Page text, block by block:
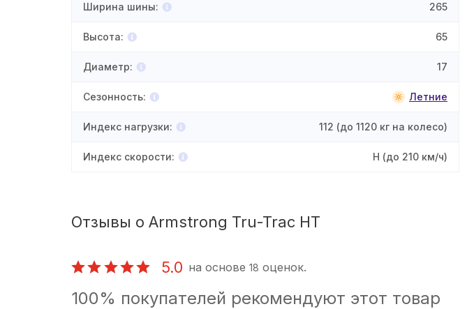
Ширина шины: 265
Высота: 65
Диаметр: 17
Сезонность: Летние
Индекс нагрузки: 112 (до 1120 кг на колесо)
Индекс скорости: H (до 210 км/ч)
Отзывы о Armstrong Tru-Trac HT
5.0 на основе18 оценок.
100% покупателей рекомендуют этот товар